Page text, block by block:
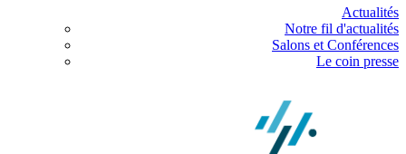
Actualités
Notre fil d'actualités
Salons et Conférences
Le coin presse